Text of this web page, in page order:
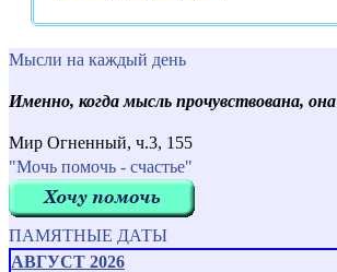
Мысли на каждый день
Именно, когда мысль прочувствована,
Мир Огненный, ч.3, 155
"Мочь помочь - счастье"
ПАМЯТНЫЕ ДАТЫ
АВГУСТ 2026